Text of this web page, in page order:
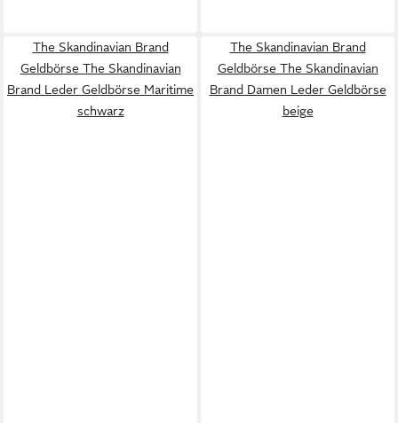
The Skandinavian Brand
Geldbörse The Skandinavian
Brand Leder Geldbörse Maritime
schwarz
The Skandinavian Brand
Geldbörse The Skandinavian
Brand Damen Leder Geldbörse
beige